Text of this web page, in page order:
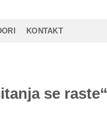
KONTAKT
se raste“